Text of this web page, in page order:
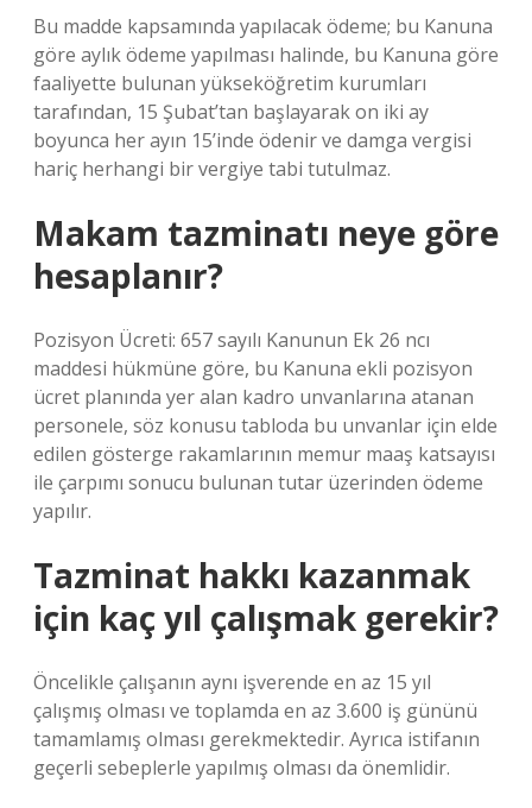
Bu madde kapsamında yapılacak ödeme; bu Kanuna
göre aylık ödeme yapılması halinde, bu Kanuna göre
faaliyette bulunan yükseköğretim kurumları
tarafından, 15 Şubat’tan başlayarak on iki ay
boyunca her ayın 15’inde ödenir ve damga vergisi
hariç herhangi bir vergiye tabi tutulmaz.
Makam tazminatı neye göre
hesaplanır?
Pozisyon Ücreti: 657 sayılı Kanunun Ek 26 ncı
maddesi hükmüne göre, bu Kanuna ekli pozisyon
ücret planında yer alan kadro unvanlarına atanan
personele, söz konusu tabloda bu unvanlar için elde
edilen gösterge rakamlarının memur maaş katsayısı
ile çarpımı sonucu bulunan tutar üzerinden ödeme
yapılır.
Tazminat hakkı kazanmak
için kaç yıl çalışmak gerekir?
Öncelikle çalışanın aynı işverende en az 15 yıl
çalışmış olması ve toplamda en az 3.600 iş gününü
tamamlamış olması gerekmektedir. Ayrıca istifanın
geçerli sebeplerle yapılmış olması da önemlidir.